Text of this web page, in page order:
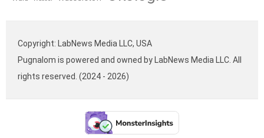
Copyright: LabNews Media LLC, USA
Pugnalom is powered and owned by LabNews Media LLC. All
rights reserved. (2024 - 2026)